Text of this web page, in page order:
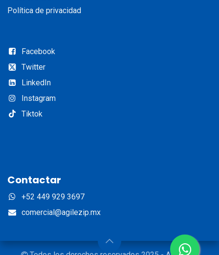
Política de privacidad
Facebook
Twitter
LinkedIn​
Instagram​
Tiktok
Contactar
+52 449 929 3697
comercial@agilezip.mx